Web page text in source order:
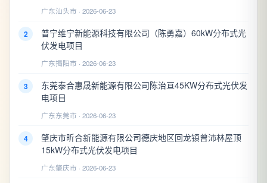
广东汕头市 · 2026-06-23
2
普宁维宁新能源科技有限公司（陈勇嘉）60kW分布式光
伏发电项目
广东揭阳市 · 2026-06-23
3
东莞泰合惠晟新能源有限公司陈治亘45KW分布式光伏发
电项目
广东东莞市 · 2026-06-23
4
肇庆市昕合新能源有限公司德庆地区回龙镇曾沛林屋顶
15kW分布式光伏发电项目
广东肇庆市 · 2026-06-23